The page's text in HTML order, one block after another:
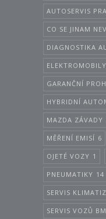
AUTOSERVIS
CO SE JINAM
DIAGNOSTIKA
ELEKTROMOBILY
GARANČNÍ
HYBRIDNÍ
MAZDA ZÁVADY
MĚŘENÍ EMISÍ 6
OJETÉ VOZY 1
PNEUMATIKY 14
SERVIS
SERVIS VOZŮ